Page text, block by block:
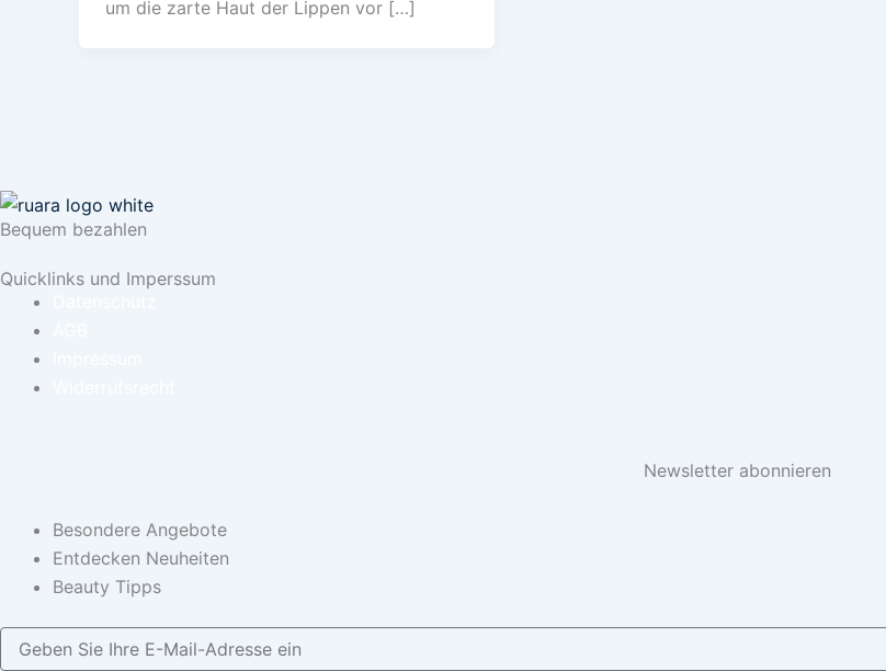
um die zarte Haut der Lippen vor […]
Bequem bezahlen
Quicklinks und Imperssum
Newsletter abonnieren
Besondere Angebote
Entdecken Neuheiten
Beauty Tipps
Geben
Sie